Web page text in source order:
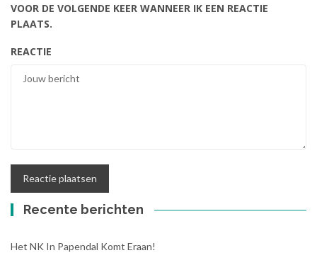
VOOR DE VOLGENDE KEER WANNEER IK EEN REACTIE
PLAATS.
REACTIE
Recente berichten
Het NK In Papendal Komt Eraan!